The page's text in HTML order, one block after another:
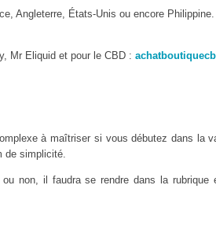
Angleterre, États-Unis ou encore Philippine.
Mr Eliquid et pour le CBD :
à maîtriser si vous débutez dans la
de simplicité.
non, il faudra se rendre dans la rubrique